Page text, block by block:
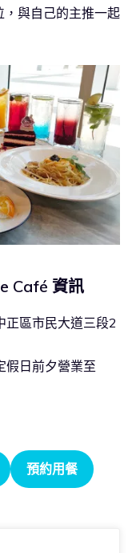
與自己的主推一起
Café 資訊
區市民大道三段2
日前夕營業至
預約用餐